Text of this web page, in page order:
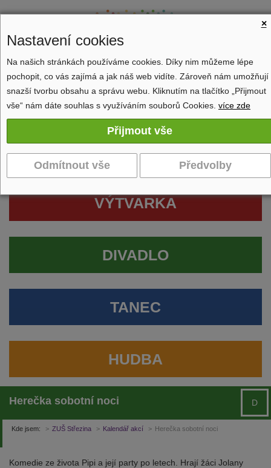
Zobrazit navigaci
VÝTVARKA
DIVADLO
TANEC
HUDBA
Herečka sobotní noci D
Kde jsem: ZUŠ Střezina Kalendář akcí Herečka sobotní noci
Komedie ze života Pipi a její party po letech. Hrají žáci Jolany
×
Nastavení cookies
Na našich stránkách používáme cookies. Díky nim můžeme lépe
pochopit, co vás zajímá a jak náš web vidíte. Zároveň nám umožňují
snazší tvorbu obsahu a správu webu. Kliknutím na tlačítko „Přijmout
vše“ nám dáte souhlas s využíváním souborů Cookies. více zde